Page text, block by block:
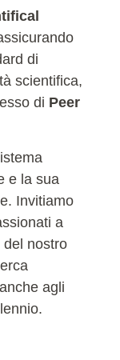
di
scientifica,
di Peer
e la sua
Invitiamo
a
del nostro
agli